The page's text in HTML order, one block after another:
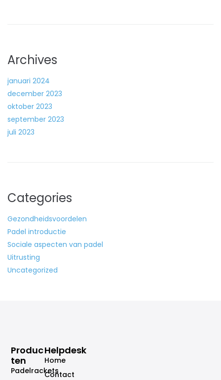
Archives
januari 2024
december 2023
oktober 2023
september 2023
juli 2023
Categories
Gezondheidsvoordelen
Padel introductie
Sociale aspecten van padel
Uitrusting
Uncategorized
Produc
Ten
Padelrackets
Helpdesk
Home
Contact